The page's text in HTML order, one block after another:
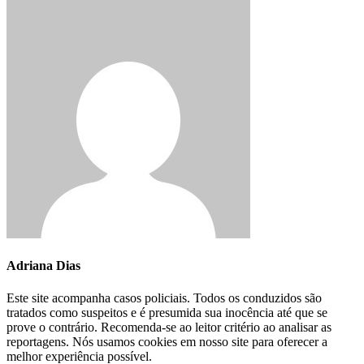
Adriana Dias
Este site acompanha casos policiais. Todos os conduzidos são
tratados como suspeitos e é presumida sua inocência até que se
prove o contrário. Recomenda-se ao leitor critério ao analisar as
reportagens. Nós usamos cookies em nosso site para oferecer a
melhor experiência possível.